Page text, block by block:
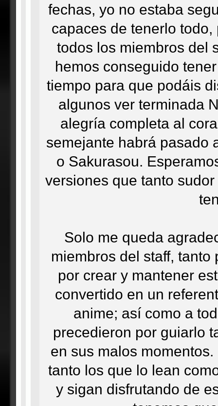
fechas, yo no estaba
capaces de tenerlo
todos los miembros del
hemos conseguido
tiempo para que podáis
algunos ver terminada
alegría completa al
semejante habrá pasado
o Sakurasou.
versiones que tanto
Solo me queda
miembros del staff,
por crear y mantener
convertido en un
anime; así como a
precedieron por guiarlo
en sus malos
tanto los que lo lean
y sigan disfrutando de